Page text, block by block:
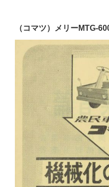
（コマツ）メリーMTG-